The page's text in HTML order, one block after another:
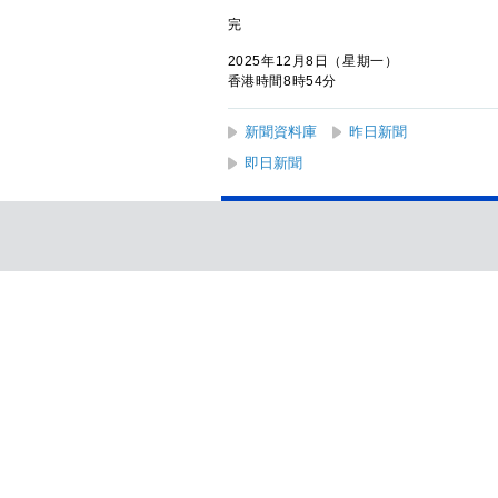
完
2025年12月8日（星期一）
香港時間8時54分
新聞資料庫 昨日新聞
即日新聞